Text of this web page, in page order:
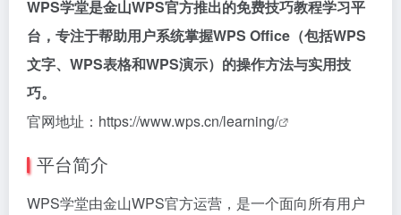
WPS学堂是金山WPS官方推出的免费技巧教程学习平
台，专注于帮助用户系统掌握WPS Office（包括WPS
文字、WPS表格和WPS演示）的操作方法与实用技
巧。
官网地址： https://www.wps.cn/learning/
平台简介
WPS学堂由金山WPS官方运营，是一个面向所有用户